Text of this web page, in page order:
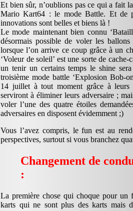
Et bien sûr, n’oublions pas ce qui a fait
Mario Kart64 : le mode Battle. Et de
innovations sont belles et biens là !
Le mode maintenant bien connu
désormais possible de voler les
lorsque l’on arrive ce coup grâce à un
‘Voleur de soleil’ est une sorte de
un tenir un certains temps le shine
troisième mode battle ‘Explosion Bob-
14 juillet à tout moment grâce à leurs
serviront à éliminer leurs adversaire ;
voler l’une des quatre étoiles
adversaires en disposent évidemment ;)
Vous l’avez compris, le fun est au
perspectives, surtout si vous branchez
Changement de
:
La première chose qui choque pour un
karts qui ne sont plus des karts mais